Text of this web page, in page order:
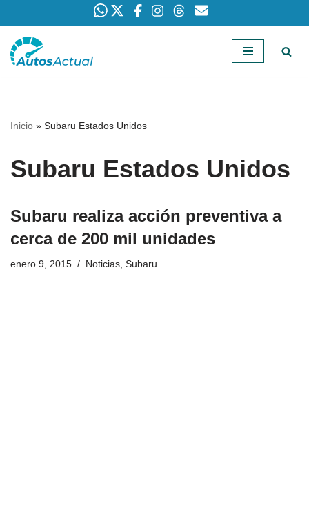
Saltar
Inicio » Subaru Estados Unidos
Subaru Estados Unidos
Subaru realiza acción preventiva a
cerca de 200 mil unidades
enero 9, 2015 Noticias, Subaru